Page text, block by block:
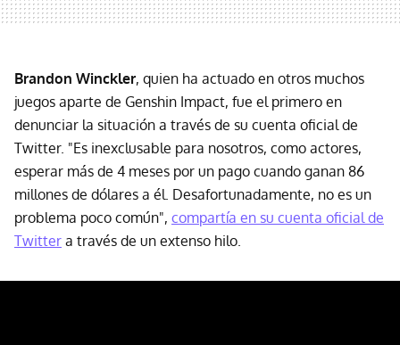
Brandon Winckler, quien ha actuado en otros muchos
juegos aparte de Genshin Impact, fue el primero en
denunciar la situación a través de su cuenta oficial de
Twitter. "Es inexclusable para nosotros, como actores,
esperar más de 4 meses por un pago cuando ganan 86
millones de dólares a él. Desafortunadamente, no es un
problema poco común", compartía en su cuenta oficial de
Twitter a través de un extenso hilo.